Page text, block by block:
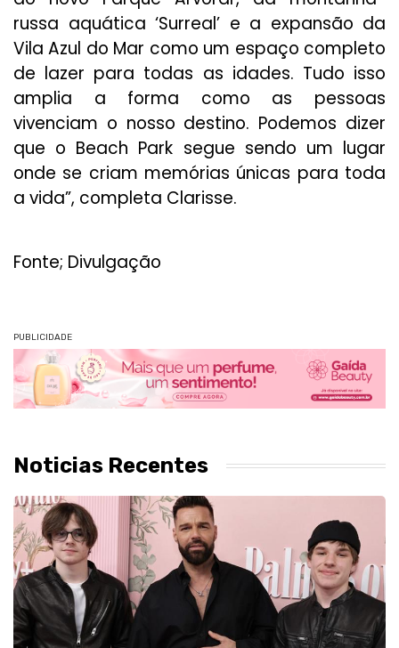
russa aquática ‘Surreal’ e a expansão da
Vila Azul do Mar como um espaço completo
de lazer para todas as idades. Tudo isso
amplia a forma como as pessoas
vivenciam o nosso destino. Podemos dizer
que o Beach Park segue sendo um lugar
onde se criam memórias únicas para toda
a vida”, completa Clarisse.
Fonte; Divulgação
PUBLICIDADE
Noticias Recentes